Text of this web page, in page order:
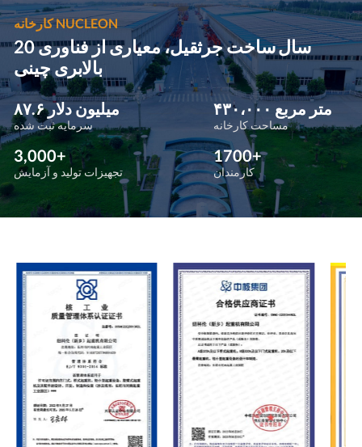
کارخانه NUCLEON
20 سال ساخت جرثقیل، معیاری از فناوری
بالابری چینی
۸۷.۶ میلیون دلار
سرمایه ثبت شده
۴۳۰،۰۰۰ متر مربع
مساحت کارخانه
3,000+
تجهیزات تولید و آزمایش
1700+
کارمندان